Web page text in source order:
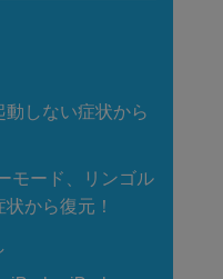
しない症状から
モード、リンゴル
から復元！